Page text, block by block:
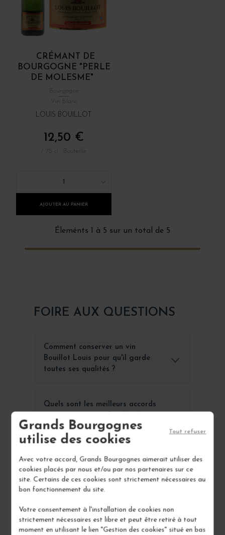
Grands Bourgognes
utilise des cookies
Avec votre accord, Grands Bourgognes aimerait utiliser des
cookies placés par nous et/ou par nos partenaires sur ce
site. Certains de ces cookies sont strictement nécessaires au
bon fonctionnement du site.
Votre consentement à l'installation de cookies non
strictement nécessaires est libre et peut être retiré à tout
moment en utilisant le lien "Gestion des cookies" situé en bas
Tout refuser
CRÉMANT DE
BOURGOGNE "PERLE
DE MOLESME"
LOUIS BOUILLOT
12,50 €
1
AJOUTER AU PANIER
Éleménts 1 à 5 sur un total de 5
FOIRE AUX QUESTIONS
Comment conserver un vin
Bouillot Louis pour qu'il garde
toutes ses qualités ?
Quels sont les meilleurs accords
?
Quelles sont les caractéristiques
principales des vins Bouillot
Louis ?
Combien d'appellations
différentes existent pour les vins